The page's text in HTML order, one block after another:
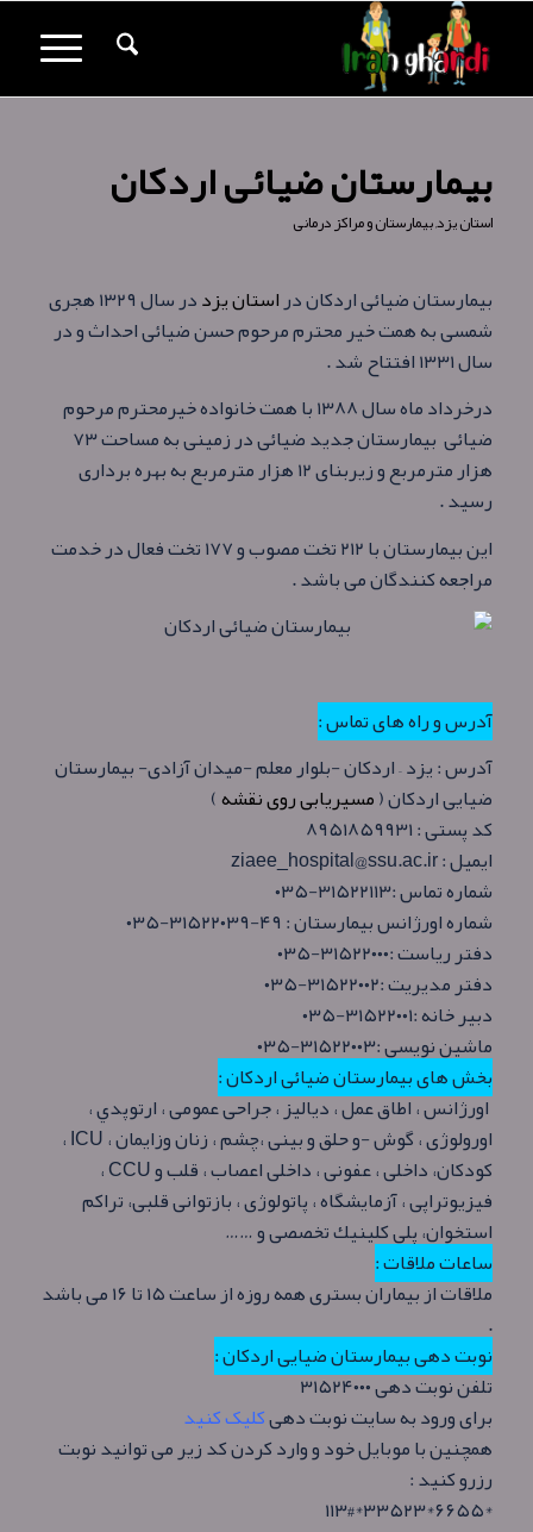
بیمارستان ضیائی اردکان
استان یزد,بیمارستان و مراکز درمانی
بیمارستان ضیائی اردکان دراستان یزد
در سال ۱۳۲۹ هجری
شمسی به همت خیر محترم مرحوم حسن ضيائی احداث و در
سال ۱۳۳۱ افتتاح شد .
درخرداد ماه سال ۱۳۸۸ با همت خانواده خيرمحترم مرحوم
ضيائی بيمارستان جديد ضيائی در زمينی به مساحت ۷۳
هزار مترمربع و زيربنای ۱۲ هزار مترمربع به بهره برداری
رسيد .
این بیمارستان با ۲۱۲ تخت مصوب و ۱۷۷ تخت فعال در خدمت
مراجعه کنندگان می باشد .
آدرس و راه های تماس :
آدرس : یزد – اردکان -بلوار معلم -میدان آزادی- بیمارستان
ضیایی اردکان (مسیریابی روی نقشه)
کد پستی : ۸۹۵۱۸۵۹۹۳۱
ایمیل : ziaee_hospital@ssu.ac.ir
شماره تماس :۳۱۵۲۲۱۱۳-۰۳۵
شماره اورژانس بیمارستان : ۴۹-۳۱۵۲۲۰۳۹-۰۳۵
دفتر ریاست :۳۱۵۲۲۰۰۰-۰۳۵
دفتر مدیریت :۳۱۵۲۲۰۰۲-۰۳۵
دبیر خانه :۳۱۵۲۲۰۰۱-۰۳۵
ماشین نویسی :۳۱۵۲۲۰۰۳-۰۳۵
بخش های بیمارستان ضیائی اردکان :
اورژانس ، اطاق عمل ، دياليز ، جراحی عمومی ، ارتوپدي ،
اورولوژی ، گوش -و حلق و بينی ،‌چشم ، زنان وزايمان ، ICU ،
كودكان‌، داخلی ، عفونی ، داخلی اعصاب ، قلب و CCU ،
فيزيوتراپی ، آزمايشگاه ، پاتولوژی ، بازتوانی قلبی، تراکم
استخوان، پلی كلينيك تخصصی و ……
ساعات ملاقات :
ملاقات از بیماران بستری همه روزه از ساعت ۱۵ تا ۱۶ می باشد
.
نوبت دهی بیمارستان ضیایی اردکان :
تلفن نوبت دهی ۳۱۵۲۴۰۰۰
برای ورود به سایت نوبت دهیکلیک کنید
همچنین با موبایل خود و وارد کردن کد زیر می توانید نوبت
رزرو کنید :
*۶۶۵۵*۳۳۵۲۳*۱۱۳#